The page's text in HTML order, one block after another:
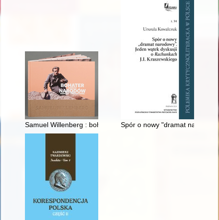
Samuel Willenberg : bohater dwóch narodów = hero of two
Spór o nowy "dramat